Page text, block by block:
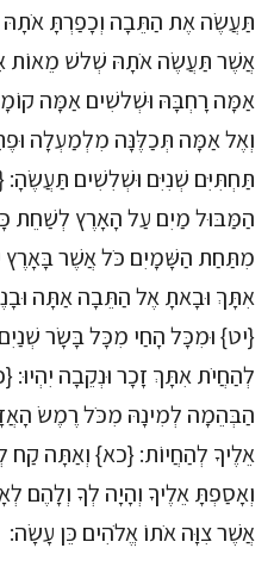
תַּעֲשֶׂה אֶת הַתֵּבָה וְכָפַרְתָּ אֹתָהּ
אֲשֶׁר תַּעֲשֶׂה אֹתָהּ שְׁלשׁ מֵאוֹת
אַמָּה רָחְבָּהּ וּשְׁלשִׁים אַמָּה
וְאֶל אַמָּה תְּכַלֶּנָּה מִלְמַעְלָה
תַּחְתִּיִּם שְׁנִיִּם וּשְׁלִשִׁים תַּעֲשֶׂהָ:
הַמַּבּוּל מַיִם עַל הָאָרֶץ לְשַׁחֵת
מִתַּחַת הַשָּׁמָיִם כֹּל אֲשֶׁר בָּאָרֶץ
אִתָּךְ וּבָאתָ אֶל הַתֵּבָה אַתָּה
{יט} וּמִכָּל הָחַי מִכָּל בָּשָׂר
לְהַחֲיֹת אִתָּךְ זָכָר וּנְקֵבָה יִהְיוּ:
הַבְּהֵמָה לְמִינָהּ מִכֹּל רֶמֶשׂ
אֵלֶיךָ לְהַחֲיוֹת: {כא} וְאַתָּה
וְאָסַפְתָּ אֵלֶיךָ וְהָיָה לְךָ וְלָהֶם
אֲשֶׁר צִוָּה אֹתוֹ אֱלֹהִים כֵּן עָשָׂה: